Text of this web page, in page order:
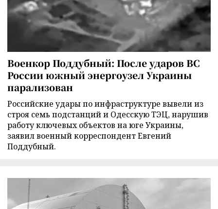
Военкор Поддубный: После ударов ВС
России южный энергоузел Украины
парализован
Российские удары по инфраструктуре вывели из
строя семь подстанций и Одесскую ТЭЦ, нарушив
работу ключевых объектов на юге Украины,
заявил военный корреспондент Евгений
Поддубный.